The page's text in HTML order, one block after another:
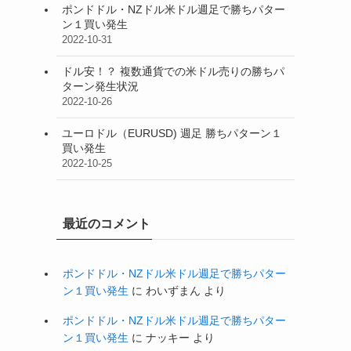
ポンドドル・NZドル米ドル週足で勝ちパター
ン１買い発生
2022-10-31
ドル安！？ 複数通貨での米ドル売りの勝ちパ
ターン発生状況
2022-10-26
ユーロドル（EURUSD) 週足 勝ちパターン１
買い発生
2022-10-25
最近のコメント
ポンドドル・NZドル米ドル週足で勝ちパター
ン１買い発生 に わいずまん より
ポンドドル・NZドル米ドル週足で勝ちパター
ン１買い発生 に ナッキー より